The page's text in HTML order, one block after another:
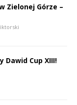
Zielonej Górze –
Dawid Cup XIII!